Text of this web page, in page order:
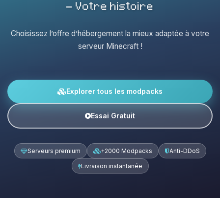
- Votre histoire
Choisissez l’offre d’hébergement la mieux adaptée à votre
serveur Minecraft !
Explorer tous les modpacks
Essai Gratuit
Serveurs premium +2000 Modpacks Anti-DDoS
Livraison instantanée